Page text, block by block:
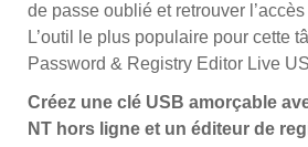
de passe oublié et retrouver
L’outil le plus populaire pour cette
Password & Registry Editor Live
Créez une clé USB amorçable
NT hors ligne et un éditeur de